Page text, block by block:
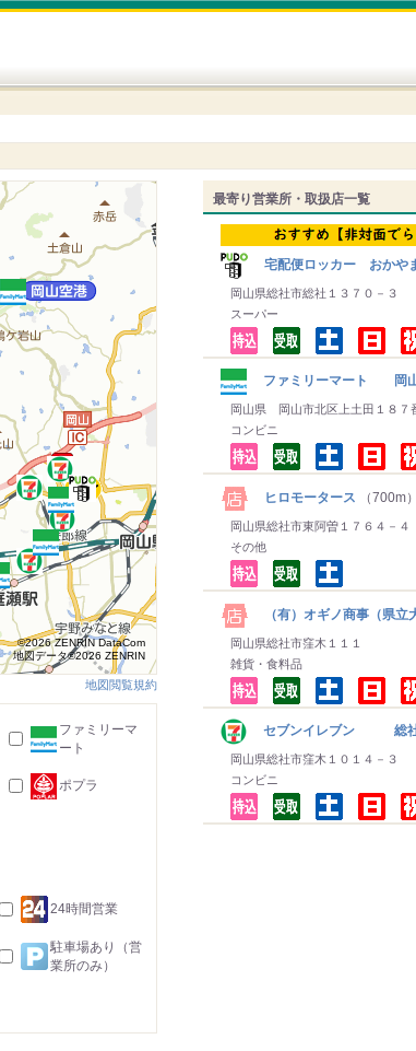
最寄り営業所・取扱店一覧
宅配便ロッカー おかや
岡山県総社市総社１３７０－３
スーパー
ファミリーマート 岡山
岡山県 岡山市北区上土田１８７
コンビニ
ヒロモータース （700m）
岡山県総社市東阿曽１７６４－４
その他
（有）オギノ商事（県立
岡山県総社市窪木１１１
雑貨・食料品
セブンイレブン 総社
岡山県総社市窪木１０１４－３
コンビニ
©2026 ZENRIN DataCom
地図データ©2026 ZENRIN
地図閲覧規約
ファミリーマ
ート
ポプラ
24時間営業
駐車場あり（営
業所のみ）